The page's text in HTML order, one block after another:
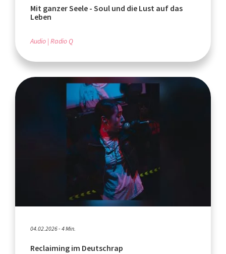
Mit ganzer Seele - Soul und die Lust auf das
Leben
Audio Radio Q
04.02.2026 - 4 Min.
Reclaiming im Deutschrap